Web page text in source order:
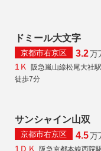
ドミール大文字
京都市右京区 3.2万
1Ｋ 阪急嵐山線松尾大社駅
徒歩7分
サンシャイン山双
京都市右京区 4.5万
1ＤＫ
阪急京都本線西院